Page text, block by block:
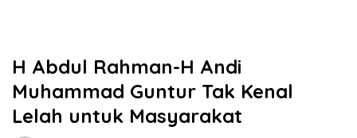
H Abdul Rahman-H Andi
Muhammad Guntur Tak Kenal
Lelah untuk Masyarakat